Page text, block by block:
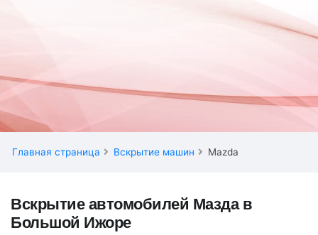
Главная страница Вскрытие машин Mazda
Вскрытие автомобилей Мазда в
Большой Ижоре